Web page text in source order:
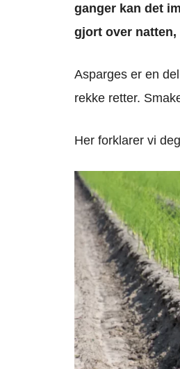
ganger kan det
gjort over
Asparges er en
rekke retter.
Her forklarer vi